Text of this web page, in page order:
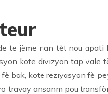
te jème nan tèt nou apati
kote divizyon tap vale
bak, kote reziyasyon fè
travay ansanm pou